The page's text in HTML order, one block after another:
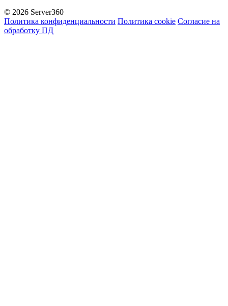
© 2026 Server360
Политика конфиденциальности Политика cookie Согласие на
обработку ПД